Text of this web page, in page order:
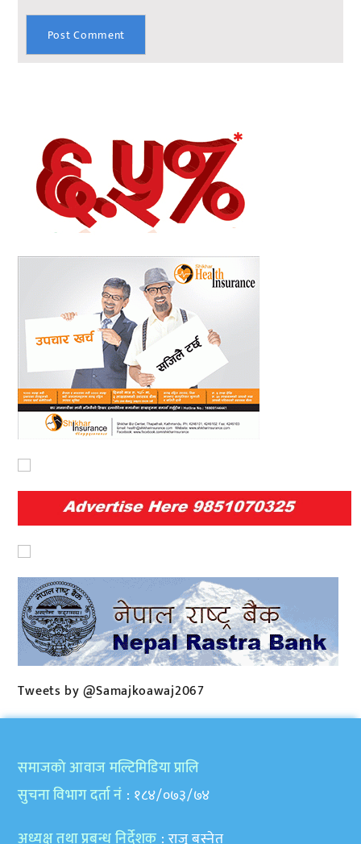
Tweets by @Samajkoawaj2067
समाजकाे आवाज मल्टिमिडिया प्रालि
सुचना विभाग दर्ता नं : १८४/०७३/७४
अध्यक्ष तथा प्रबन्ध निर्देशक : राजु बस्नेत